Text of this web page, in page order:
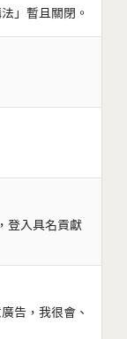
」暫且關閉。
登入具名貢獻
告，我很會、